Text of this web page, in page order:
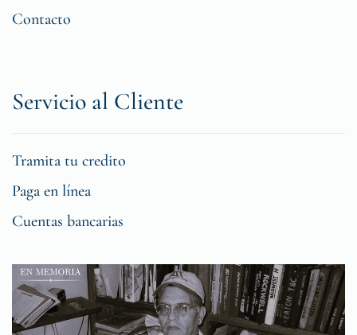
Contacto
Servicio al Cliente
Tramita tu credito
Paga en línea
Cuentas bancarias